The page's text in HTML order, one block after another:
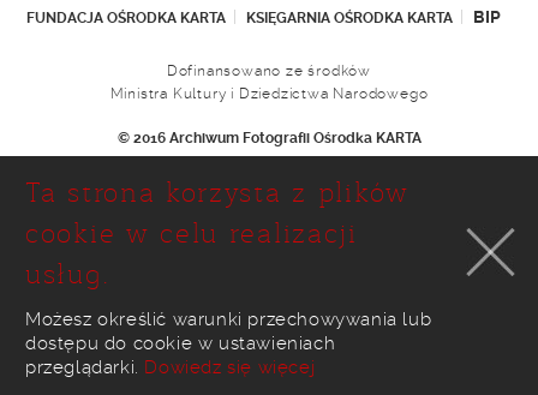
FUNDACJA OŚRODKA KARTA KSIĘGARNIA OŚRODKA KARTA BIP
Dofinansowano ze środków
Ministra Kultury i Dziedzictwa Narodowego
© 2016 Archiwum Fotografii Ośrodka KARTA
Ul. Narbutta 29
02-536 Warszawa
tel.: (+48 22) 646 36 90
e-mail: foto@karta.org.pl
realizacja:Ideo
Ta strona korzysta z plików
cookie w celu realizacji
usług.
Możesz określić warunki przechowywania lub
dostępu do cookie w ustawieniach
przeglądarki. Dowiedz się więcej